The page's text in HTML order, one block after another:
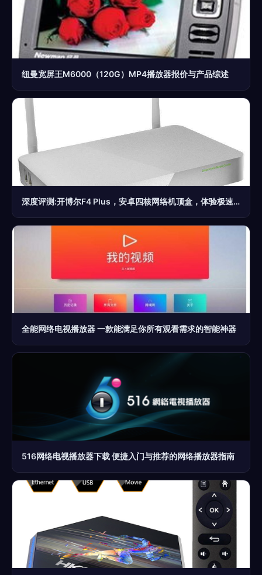
纽曼宽屏王M6000（120G）MP4播放器报价与产品综述
深度评测:开博尔F4 Plus，安卓四核网络机顶盒，体验极速双高清无线推送
全能网络电视播放器 一款能满足你所有观看需求的智能神器
516网络电视播放器下载 便捷入门与推荐的网络播放器指南